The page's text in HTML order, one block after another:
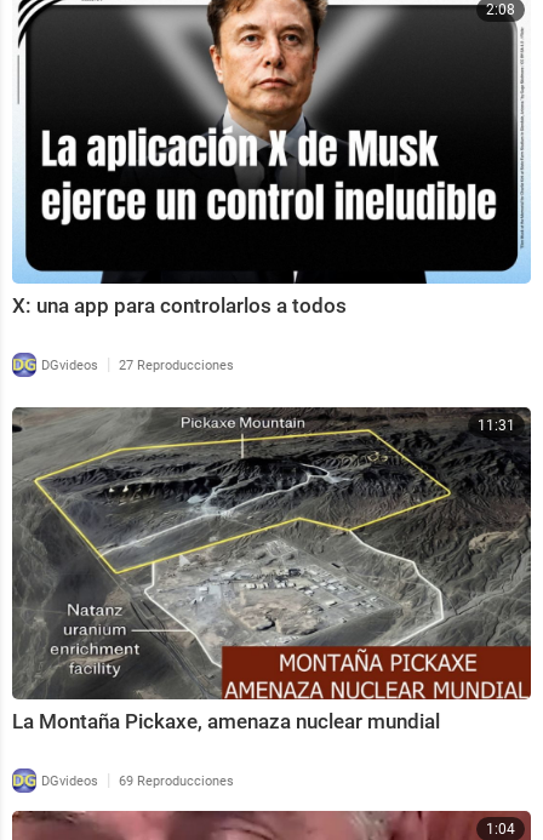
2:08
X: una app para controlarlos a todos
DGvideos | 27 Reproducciones
11:31
La Montaña Pickaxe, amenaza nuclear mundial
DGvideos | 69 Reproducciones
1:04